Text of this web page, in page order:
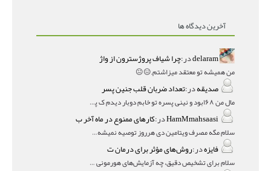
آخرین دیدگاه ها
delaramدر:چرا شیاف پروژسترون از واژ
من همیشه تو معتقد میزاشتم,,😑😐
صدیقهدر:تعداد ضربان قلب جنین پسر
مال من ۱۶۸بود و نینی پسره تو خابم دوبار دیدم ک پسره
HamMmahsaasiدر:کارهای ممنوع در ماه آخر ب
سلام مگه مصرف ویتامین دی هرروز توصیه نمیشه؟درمقاله میگه
فایزهدر:روش‌های مؤثر برای درمان ت
سلام برای تشخیص دقیق، چه آزمایش‌های هورمونی و چه سونوگر